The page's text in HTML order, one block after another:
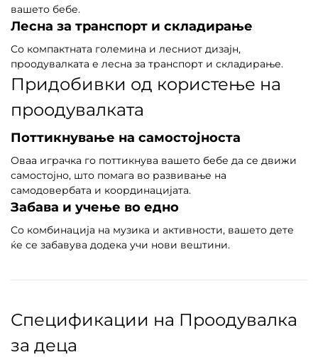
вашето бебе.
Лесна за транспорт и складирање
Со компактната големина и лесниот дизајн,
проодувалката е лесна за транспорт и складирање.
Придобивки од користење на
проодувалката
Поттикнување на самостојноста
Оваа играчка го поттикнува вашето бебе да се движи
самостојно, што помага во развивање на
самодовербата и координацијата.
Забава и учење во едно
Со комбинација на музика и активности, вашето дете
ќе се забавува додека учи нови вештини.
Спецификации на Проодувалка
за деца